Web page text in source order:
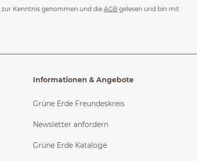
zur Kenntnis genommen und die AGB gelesen und bin mit
Informationen & Angebote
Grüne Erde Freundeskreis
Newsletter anfordern
Grüne Erde Kataloge